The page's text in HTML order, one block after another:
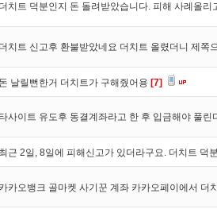
더치트 덕분인지 돈 돌려받았습니다. 피해 사례올리
더치트 신고후 환불받았네요 더치트 올렸더니 제쪽
돈 날릴뻔한거 더치트가 구해줬어용 [7]
타사이트 유도후 동결계좌라고 한 후 입금해야 풀
최근 2일, 8일에 피해신고가 있더라구요. 더치트 덕
카카오뱅크 골마켓 사기꾼 계좌 카카오페이에서 더